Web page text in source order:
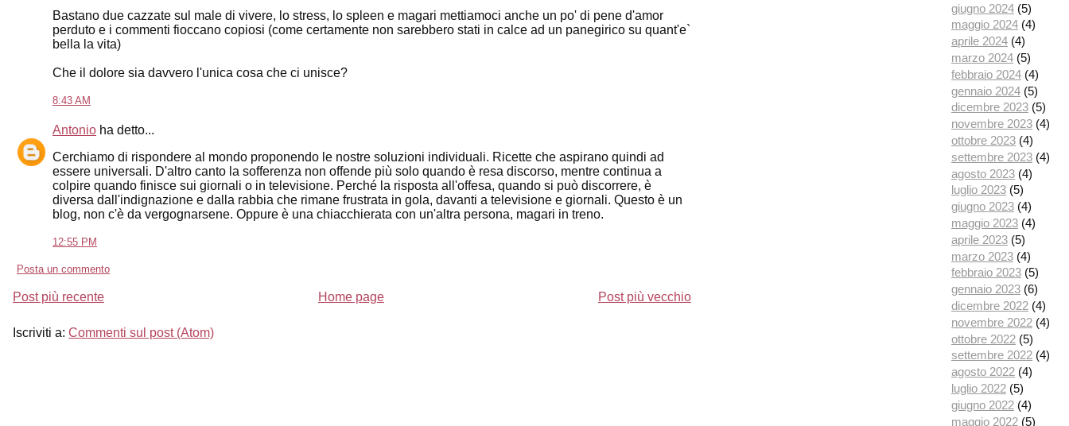
Bastano due cazzate sul male di vivere, lo stress, lo spleen e magari mettiamoci anche un po' di pene d'amor
perduto e i commenti fioccano copiosi (come certamente non sarebbero stati in calce ad un panegirico su quant'e`
bella la vita)
Che il dolore sia davvero l'unica cosa che ci unisce?
8:43 AM
Antonio ha detto...
Cerchiamo di rispondere al mondo proponendo le nostre soluzioni individuali. Ricette che aspirano quindi ad
essere universali. D'altro canto la sofferenza non offende più solo quando è resa discorso, mentre continua a
colpire quando finisce sui giornali o in televisione. Perché la risposta all'offesa, quando si può discorrere, è
diversa dall'indignazione e dalla rabbia che rimane frustrata in gola, davanti a televisione e giornali. Questo è un
blog, non c'è da vergognarsene. Oppure è una chiacchierata con un'altra persona, magari in treno.
12:55 PM
Posta un commento
Post più recente Post più vecchio
Home page
Iscriviti a: Commenti sul post (Atom)
giugno 2024 (5)
maggio 2024 (4)
aprile 2024 (4)
marzo 2024 (5)
febbraio 2024 (4)
gennaio 2024 (5)
dicembre 2023 (5)
novembre 2023 (4)
ottobre 2023 (4)
settembre 2023 (4)
agosto 2023 (4)
luglio 2023 (5)
giugno 2023 (4)
maggio 2023 (4)
aprile 2023 (5)
marzo 2023 (4)
febbraio 2023 (5)
gennaio 2023 (6)
dicembre 2022 (4)
novembre 2022 (4)
ottobre 2022 (5)
settembre 2022 (4)
agosto 2022 (4)
luglio 2022 (5)
giugno 2022 (4)
maggio 2022 (5)